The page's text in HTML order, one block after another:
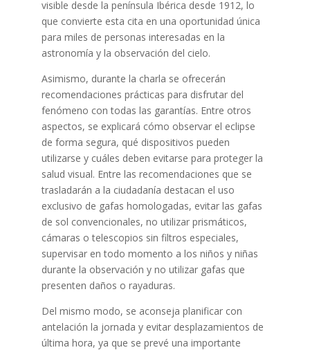
visible desde la península Ibérica desde 1912, lo
que convierte esta cita en una oportunidad única
para miles de personas interesadas en la
astronomía y la observación del cielo.
Asimismo, durante la charla se ofrecerán
recomendaciones prácticas para disfrutar del
fenómeno con todas las garantías. Entre otros
aspectos, se explicará cómo observar el eclipse
de forma segura, qué dispositivos pueden
utilizarse y cuáles deben evitarse para proteger la
salud visual. Entre las recomendaciones que se
trasladarán a la ciudadanía destacan el uso
exclusivo de gafas homologadas, evitar las gafas
de sol convencionales, no utilizar prismáticos,
cámaras o telescopios sin filtros especiales,
supervisar en todo momento a los niños y niñas
durante la observación y no utilizar gafas que
presenten daños o rayaduras.
Del mismo modo, se aconseja planificar con
antelación la jornada y evitar desplazamientos de
última hora, ya que se prevé una importante